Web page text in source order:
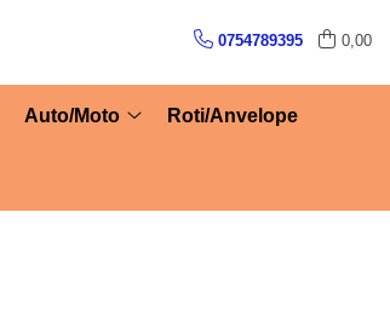
0754789395 0,00
Auto/Moto Roti/Anvelope